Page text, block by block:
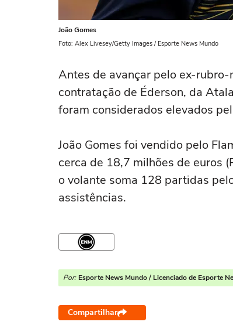
João Gomes
Foto: Alex Livesey/Getty Images / Esporte News Mundo
Antes de avançar pelo ex-
contratação de Éderson, da
foram considerados elevados
João Gomes foi vendido pelo
cerca de 18,7 milhões de euros
o volante soma 128 partidas
assistências.
Por: Esporte News Mundo / Licenciado de Esporte
Compartilhar